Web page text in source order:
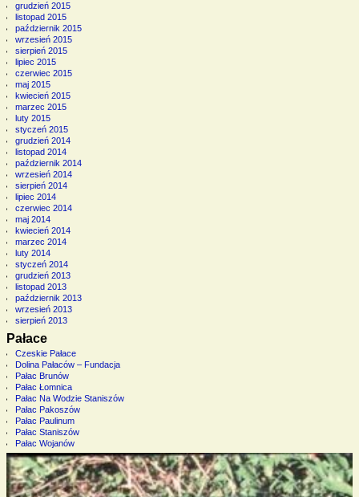
grudzień 2015
listopad 2015
październik 2015
wrzesień 2015
sierpień 2015
lipiec 2015
czerwiec 2015
maj 2015
kwiecień 2015
marzec 2015
luty 2015
styczeń 2015
grudzień 2014
listopad 2014
październik 2014
wrzesień 2014
sierpień 2014
lipiec 2014
czerwiec 2014
maj 2014
kwiecień 2014
marzec 2014
luty 2014
styczeń 2014
grudzień 2013
listopad 2013
październik 2013
wrzesień 2013
sierpień 2013
Pałace
Czeskie Pałace
Dolina Pałaców – Fundacja
Pałac Brunów
Pałac Łomnica
Pałac Na Wodzie Staniszów
Pałac Pakoszów
Pałac Paulinum
Pałac Staniszów
Pałac Wojanów